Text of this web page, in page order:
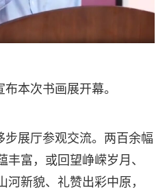
本次书画展开幕。
步展厅参观交流。两百余幅
富，或回望峥嵘岁月、
新貌、礼赞出彩中原，